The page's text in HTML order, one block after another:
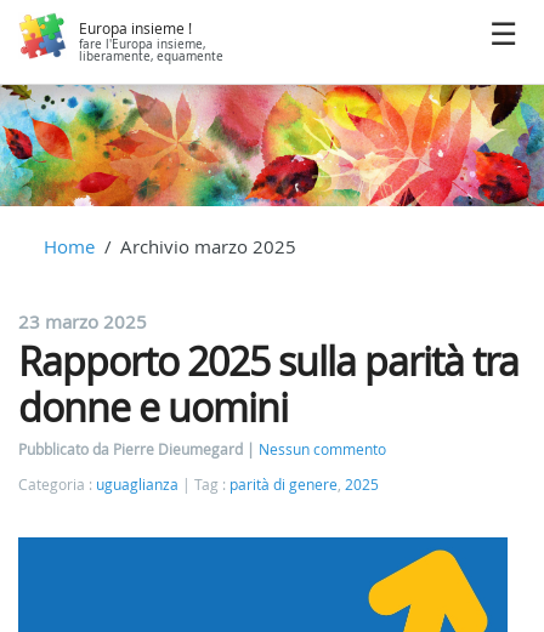
Europa insieme !
fare l'Europa insieme,
liberamente, equamente
Home Archivio marzo 2025
23 marzo 2025
Rapporto 2025 sulla parità tra
donne e uomini
Pubblicato da Pierre Dieumegard
Nessun commento
Categoria : uguaglianza Tag : parità di genere 2025